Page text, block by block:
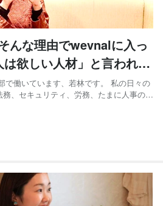
んな理由でwevnalに入っ
欲しい人材」と言われる
です。
で働いています、若林です。 私の日々の
、セキュリティ、労務、たまに人事のサ
です。 「何ができるか正直わかりませ
に入社する2...